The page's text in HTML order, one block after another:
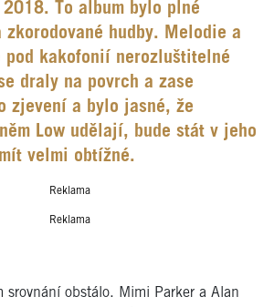
2018. To album bylo plné
hudby. Melodie a
pod kakofonií nerozluštitelné
draly na povrch a zase
zjevení a bylo jasné, že
Low udělají, bude stát v jeho
velmi obtížné.
Reklama
Reklama
srovnání obstálo. Mimi Parker a Alan